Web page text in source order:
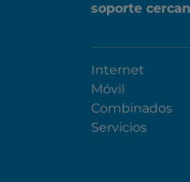
soporte
Internet
Móvil
Combinados
Servicios